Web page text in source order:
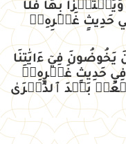
بِهَا فَلَا
حَدِيثٍ غَيۡرِهِۦٓ
يَخُوضُونَ فِيٓ ءَايَٰتِنَا
حَدِيثٍ غَيۡرِهِۦۚ
بَعۡدَ ٱلذِّكۡرَىٰ